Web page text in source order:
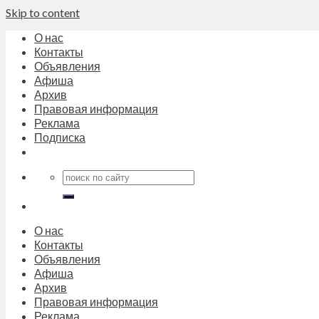
Skip to content
О нас
Контакты
Объявления
Афиша
Архив
Правовая информация
Реклама
Подписка
О нас
Контакты
Объявления
Афиша
Архив
Правовая информация
Реклама